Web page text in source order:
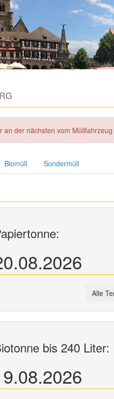
der nächsten vom
Biomüll Sondermüll
Alle
bis 240 Liter: